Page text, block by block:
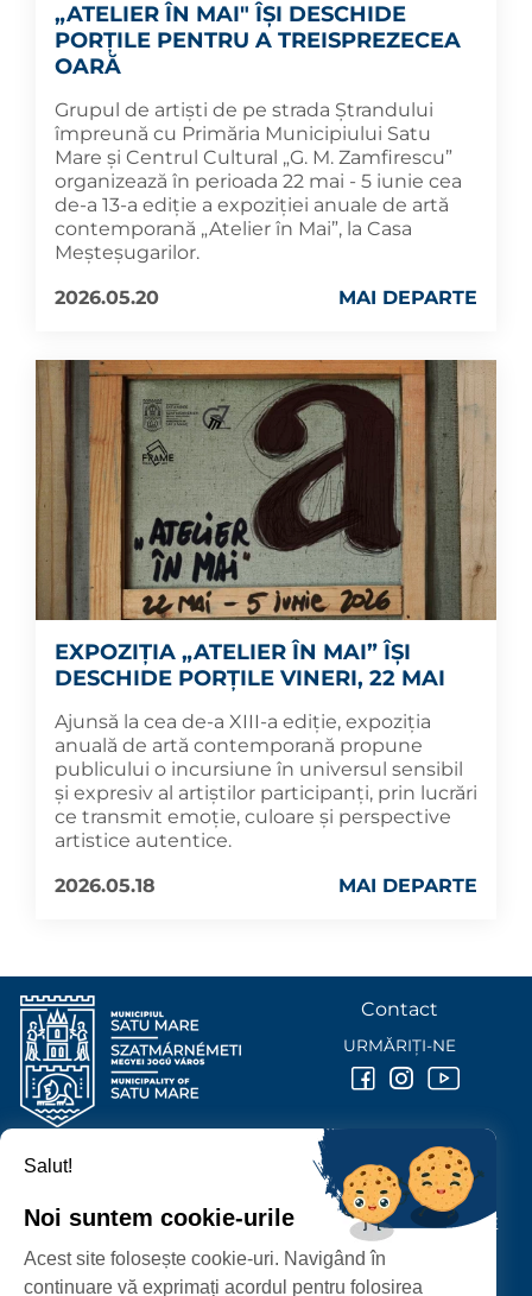
„ATELIER ÎN MAI" ÎȘI DESCHIDE
PORȚILE PENTRU A TREISPREZECEA
OARĂ
Grupul de artiști de pe strada Ștrandului
împreună cu Primăria Municipiului Satu
Mare și Centrul Cultural „G. M. Zamfirescu”
organizează în perioada 22 mai - 5 iunie cea
de-a 13-a ediție a expoziției anuale de artă
contemporană „Atelier în Mai”, la Casa
Meșteșugarilor.
2026.05.20
MAI DEPARTE
EXPOZIȚIA „ATELIER ÎN MAI” ÎȘI
DESCHIDE PORȚILE VINERI, 22 MAI
Ajunsă la cea de-a XIII-a ediție, expoziția
anuală de artă contemporană propune
publicului o incursiune în universul sensibil
și expresiv al artiștilor participanți, prin lucrări
ce transmit emoție, culoare și perspective
artistice autentice.
2026.05.18
MAI DEPARTE
PROTECȚIA DATELOR PERSONALE
PRIMĂRIA MUNICIPIULUI
P-ȚA 25 OCTOMBRIE, NR. 1 CORP M, 440026 SATU MARE
Contact
URMĂRIȚI-NE
Salut!
Noi suntem cookie-urile
Acest site folosește cookie-uri. Navigând în
continuare vă exprimați acordul pentru folosirea